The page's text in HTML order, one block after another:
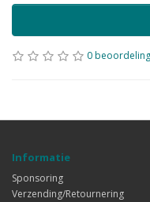
0
Informatie
Sponsoring
Verzending/Retournering